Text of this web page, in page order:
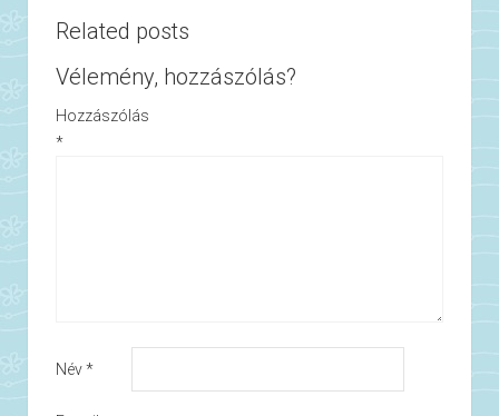
Related posts
Vélemény, hozzászólás?
Hozzászólás
*
Név*